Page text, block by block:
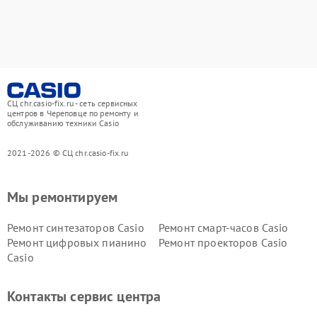
СЦ chr.casio-fix.ru - сеть сервисных
центров в Череповце по ремонту и
обслуживанию техники Casio
2021-2026 © СЦ chr.casio-fix.ru
Мы ремонтируем
Ремонт синтезаторов Casio
Ремонт смарт-часов Casio
Ремонт цифровых пианино
Casio
Ремонт проекторов Casio
Контакты сервис центра